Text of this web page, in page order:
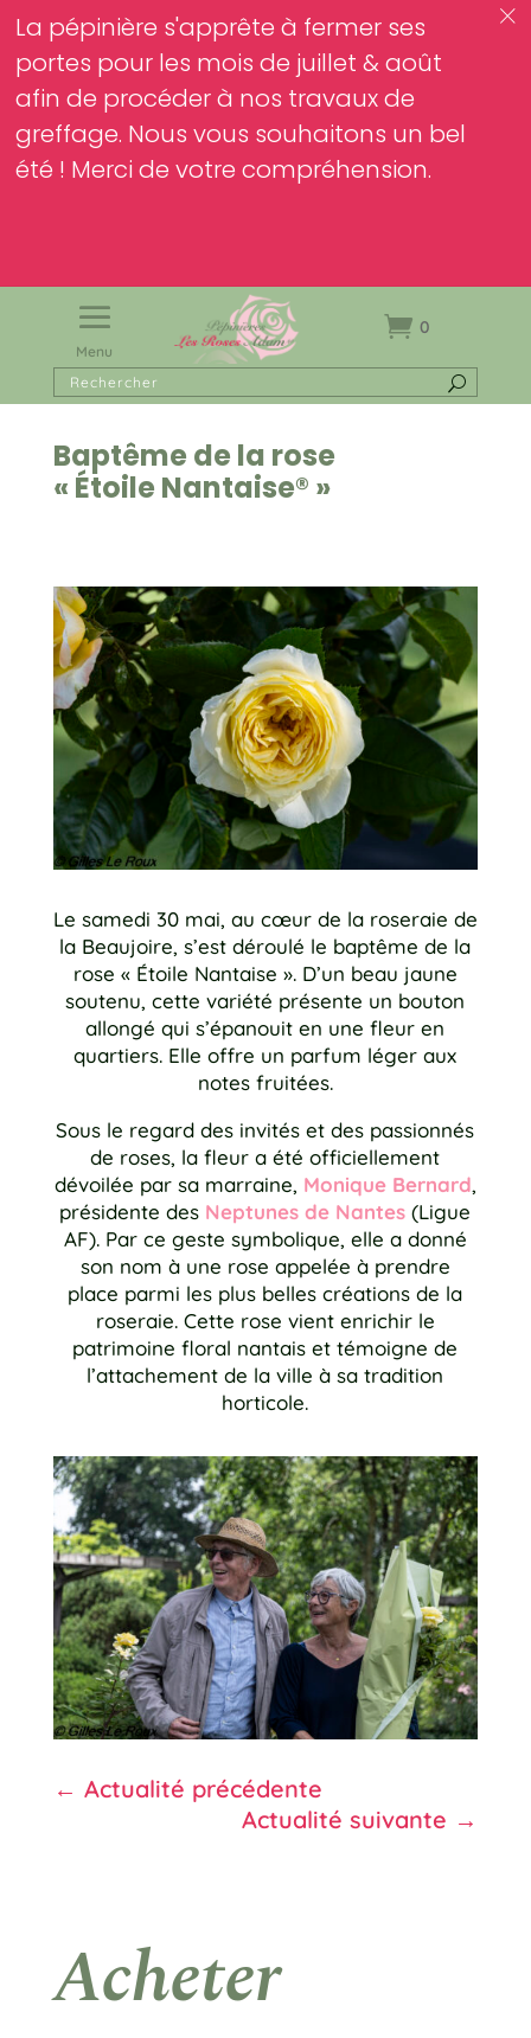
La pépinière s'apprête à fermer ses
portes pour les mois de juillet & août
afin de procéder à nos travaux de
greffage. Nous vous souhaitons un bel
été ! Merci de votre compréhension.
c
Menu
0
Baptême de la rose
« Étoile Nantaise® »
Le samedi 30 mai, au cœur de la roseraie de
la Beaujoire, s’est déroulé le baptême de la
rose « Étoile Nantaise ». D’un beau jaune
soutenu, cette variété présente un bouton
allongé qui s’épanouit en une fleur en
quartiers. Elle offre un parfum léger aux
notes fruitées.
Sous le regard des invités et des passionnés
de roses, la fleur a été officiellement
dévoilée par sa marraine, Monique Bernard,
présidente des Neptunes de Nantes (Ligue
AF). Par ce geste symbolique, elle a donné
son nom à une rose appelée à prendre
place parmi les plus belles créations de la
roseraie. Cette rose vient enrichir le
patrimoine floral nantais et témoigne de
l’attachement de la ville à sa tradition
horticole.
← Actualité précédente
Actualité suivante →
Acheter